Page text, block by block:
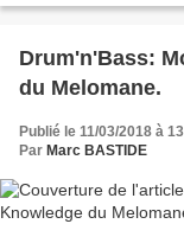
Drum'n'Bass:
du Melomane.
Publié le 11/03/2018 à
Par Marc BASTIDE